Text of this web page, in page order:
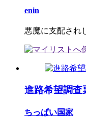
enin
悪魔に支配され
進路希望調査
ちっぱい国家